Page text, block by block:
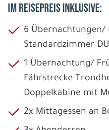
IM REISEPREIS INKLUSIVE:
6 Übernachtungen/
Standardzimmer
1 Übernachtung/
Fährstrecke
Doppelkabine mit
2x Mittagessen an